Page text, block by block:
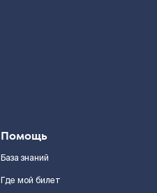
Помощь
База знаний
Где мой билет